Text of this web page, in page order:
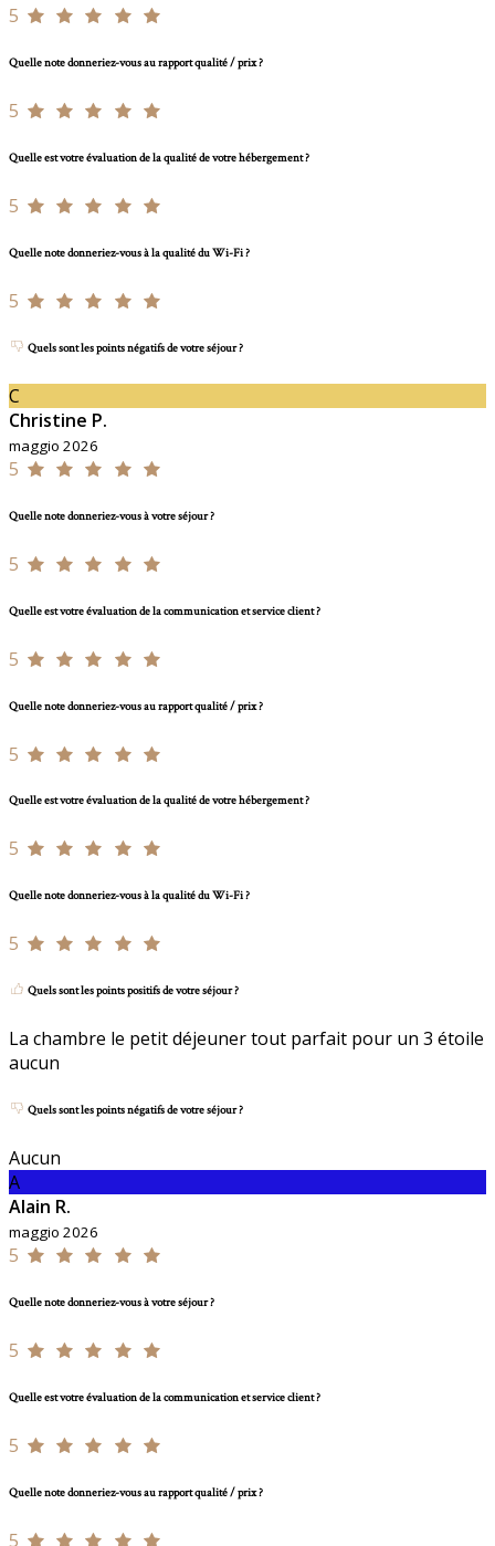
5
Quelle note donneriez-vous au rapport qualité / prix ?
5
Quelle est votre évaluation de la qualité de votre hébergement ?
5
Quelle note donneriez-vous à la qualité du Wi-Fi ?
5
Quels sont les points négatifs de votre séjour ?
C
Christine P.
maggio 2026
5
Quelle note donneriez-vous à votre séjour ?
5
Quelle est votre évaluation de la communication et service client ?
5
Quelle note donneriez-vous au rapport qualité / prix ?
5
Quelle est votre évaluation de la qualité de votre hébergement ?
5
Quelle note donneriez-vous à la qualité du Wi-Fi ?
5
Quels sont les points positifs de votre séjour ?
La chambre le petit déjeuner tout parfait pour un 3 étoile
aucun
Quels sont les points négatifs de votre séjour ?
Aucun
A
Alain R.
maggio 2026
5
Quelle note donneriez-vous à votre séjour ?
5
Quelle est votre évaluation de la communication et service client ?
5
Quelle note donneriez-vous au rapport qualité / prix ?
5